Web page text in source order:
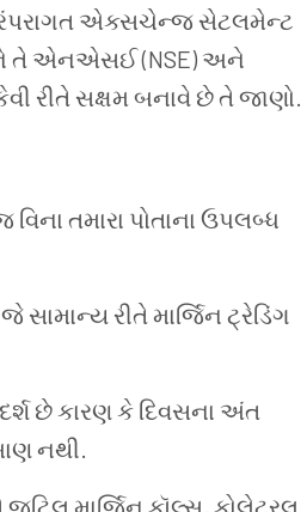
એક્સચેન્જ સેટલમેન્ટ
તે એનએસઈ (NSE) અને
રીતે સક્ષમ બનાવે છે તે જાણો.
તમારા પોતાના ઉપલબ્ધ
રીતે માર્જિન ટ્રેડિંગ
છે કારણ કે દિવસના અંત
નથી.
માર્જિન કૉલ્સ, કોલેટરલ